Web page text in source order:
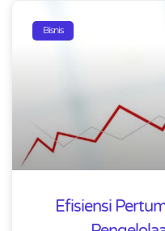
Bisnis
Efisiensi